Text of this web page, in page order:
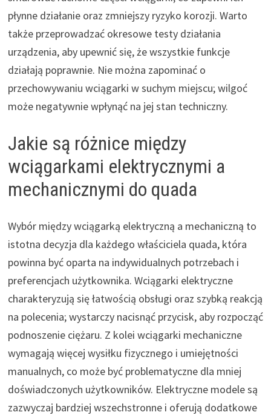
płynne działanie oraz zmniejszy ryzyko korozji. Warto
także przeprowadzać okresowe testy działania
urządzenia, aby upewnić się, że wszystkie funkcje
działają poprawnie. Nie można zapominać o
przechowywaniu wciągarki w suchym miejscu; wilgoć
może negatywnie wpłynąć na jej stan techniczny.
Jakie są różnice między
wciągarkami elektrycznymi a
mechanicznymi do quada
Wybór między wciągarką elektryczną a mechaniczną to
istotna decyzja dla każdego właściciela quada, która
powinna być oparta na indywidualnych potrzebach i
preferencjach użytkownika. Wciągarki elektryczne
charakteryzują się łatwością obsługi oraz szybką reakcją
na polecenia; wystarczy nacisnąć przycisk, aby rozpocząć
podnoszenie ciężaru. Z kolei wciągarki mechaniczne
wymagają więcej wysiłku fizycznego i umiejętności
manualnych, co może być problematyczne dla mniej
doświadczonych użytkowników. Elektryczne modele są
zazwyczaj bardziej wszechstronne i oferują dodatkowe